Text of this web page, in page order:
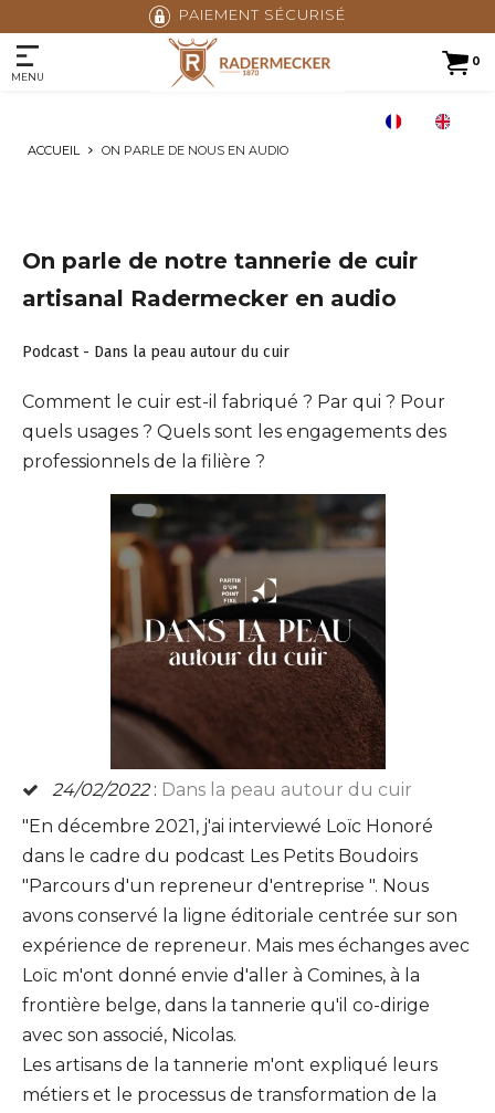
PAIEMENT SÉCURISÉ
0
MENU
ACCUEIL ON PARLE DE NOUS EN AUDIO
On parle de notre tannerie de cuir
artisanal Radermecker en audio
Podcast - Dans la peau autour du cuir
Comment le cuir est-il fabriqué ? Par qui ? Pour
quels usages ? Quels sont les engagements des
professionnels de la filière ?
24/02/2022: Dans la peau autour du cuir
"En décembre 2021, j'ai interviewé Loïc Honoré
dans le cadre du podcast Les Petits Boudoirs
"Parcours d'un repreneur d'entreprise ". Nous
avons conservé la ligne éditoriale centrée sur son
expérience de repreneur. Mais mes échanges avec
Loïc m'ont donné envie d'aller à Comines, à la
frontière belge, dans la tannerie qu'il co-dirige
avec son associé, Nicolas.
Les artisans de la tannerie m'ont expliqué leurs
métiers et le processus de transformation de la